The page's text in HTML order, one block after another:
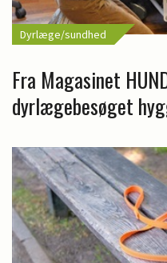
Dyrlæge/sundhed
Fra Magasinet
dyrlægebesøget